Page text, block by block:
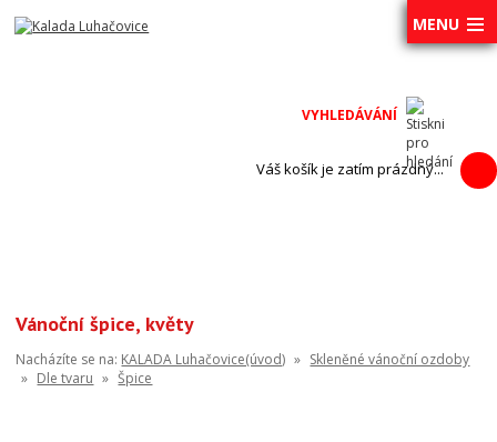
MENU
Váš košík je zatím prázdný...
Vánoční špice, květy
Nacházíte se na: KALADA Luhačovice(úvod) » Skleněné vánoční ozdoby
» Dle tvaru » Špice